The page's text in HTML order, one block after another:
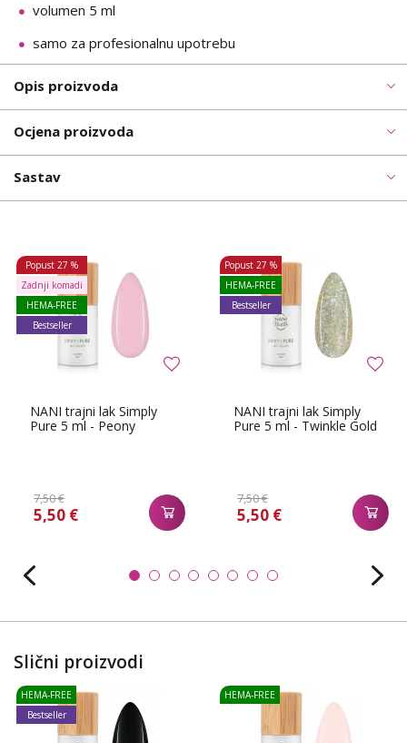
volumen 5 ml
samo za profesionalnu upotrebu
Opis proizvoda
Ocjena proizvoda
Sastav
NANI trajni lak Simply
Pure 5 ml - Peony
7,50 €
5,50 €
Popust 27 %
Zadnji komadi
HEMA-FREE
Bestseller
NANI trajni lak Simply
Pure 5 ml - Twinkle Gold
7,50 €
5,50 €
Popust 27 %
HEMA-FREE
Bestseller
Slični proizvodi
HEMA-FREE
Bestseller
HEMA-FREE